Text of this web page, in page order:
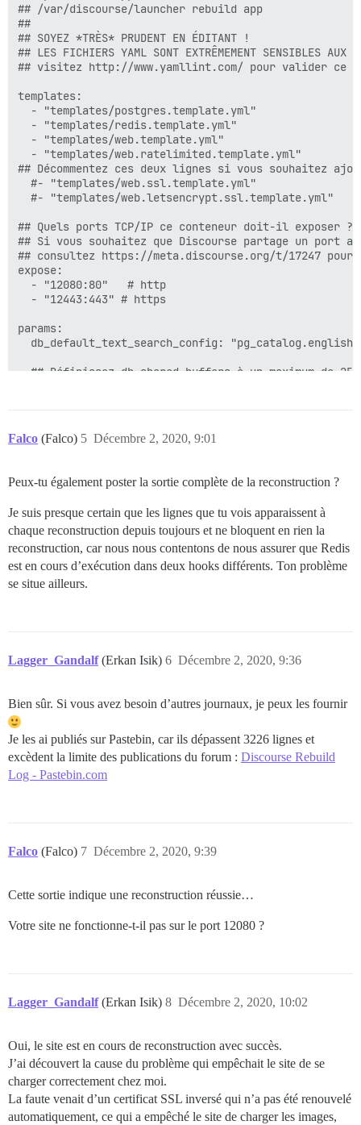
## /var/discourse/launcher rebuild app
##
## SOYEZ *TRÈS* PRUDENT EN ÉDITANT !
## LES FICHIERS YAML SONT EXTRÊMEMENT SENSIBLES AUX
## visitez http://www.yamllint.com/ pour valider ce
templates:
  - "templates/postgres.template.yml"
  - "templates/redis.template.yml"
  - "templates/web.template.yml"
  - "templates/web.ratelimited.template.yml"
## Décommentez ces deux lignes si vous souhaitez
  #- "templates/web.ssl.template.yml"
  #- "templates/web.letsencrypt.ssl.template.yml"
## Quels ports TCP/IP ce conteneur doit-il exposer ?
## Si vous souhaitez que Discourse partage un port
## consultez https://meta.discourse.org/t/17247
expose:
  - "12080:80"   # http
  - "12443:443" # https
params:
  db_default_text_search_config: "pg_catalog.english"
## Définissez db_shared_buffers à un maximum de 25
## Peut améliorer les performances de tri, mais
  #db_work_mem: "40MB"
## Quelle révision Git ce conteneur doit-il
  #version: tests-passed
env:
  LANG: en_US.UTF-8
  # DISCOURSE_DEFAULT_LOCALE: en
## Combien de requêtes web simultanées sont
## Sera défini automatiquement par bootstrap en
  #DOCKER_USE_HOSTNAME: true
## TODO : Liste d'emails séparés par des virgules
## lors de l'inscription initiale, par exemple
  DISCOURSE_DEVELOPER_EMAILS: 'developer@email'
  DISCOURSE_SMTP_PASSWORD: "****"
  #LETSENCRYPT_ACCOUNT_EMAIL: me@example.com
## Le conteneur Docker est sans état ; toutes les
  - volume:
      host: /var/discourse/shared/standalone
      guest: /shared
  - volume:
host: /var/discourse/shared/standalone/log/
      guest: /var/log
Falco (Falco) Décembre 2, 2020, 9:01
5
Peux-tu également poster la sortie complète de la reconstruction ?
Je suis presque certain que les lignes que tu vois apparaissent à
chaque reconstruction depuis toujours et ne bloquent en rien la
reconstruction, car nous nous contentons de nous assurer que Redis
est en cours d’exécution dans deux hooks différents. Ton problème
se situe ailleurs.
Lagger_Gandalf (Erkan Isik) Décembre 2, 2020, 9:36
6
Bien sûr. Si vous avez besoin d’autres journaux, je peux les fournir
Je les ai publiés sur Pastebin, car ils dépassent 3226 lignes et
excèdent la limite des publications du forum : Discourse Rebuild
Log - Pastebin.com
Falco (Falco) Décembre 2, 2020, 9:39
7
Cette sortie indique une reconstruction réussie…
Votre site ne fonctionne-t-il pas sur le port 12080 ?
Lagger_Gandalf (Erkan Isik) Décembre 2, 2020, 10:02
8
Oui, le site est en cours de reconstruction avec succès.
J’ai découvert la cause du problème qui empêchait le site de se
charger correctement chez moi.
La faute venait d’un certificat SSL inversé qui n’a pas été renouvelé
automatiquement, ce qui a empêché le site de charger les images,